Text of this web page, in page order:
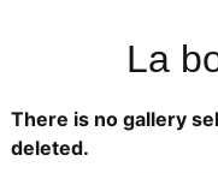
La
There is no gallery
deleted.